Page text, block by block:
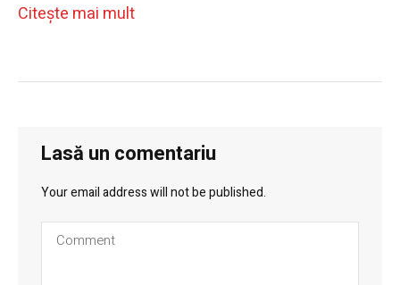
Citeşte mai mult
Lasă un comentariu
Your email address will not be published.